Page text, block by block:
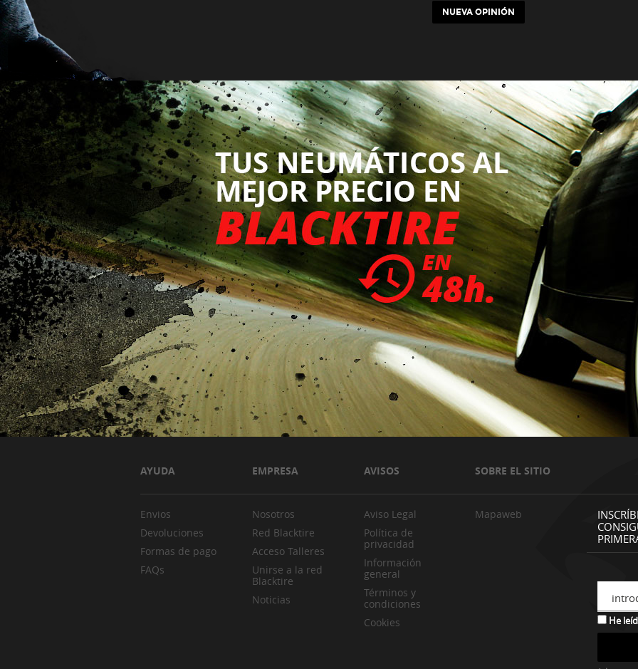
NUEVA OPINIÓN
AYUDA EMPRESA AVISOS SOBRE EL SITIO
Envios
Devoluciones
Formas de pago
FAQs
Nosotros
Red Blacktire
Acceso Talleres
Unirse a la red
Blacktire
Noticias
Aviso Legal
Política de
privacidad
Información
general
Términos y
condiciones
Cookies
Mapaweb
He